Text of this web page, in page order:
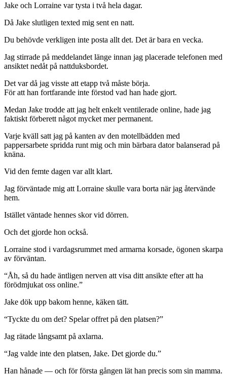
Jake och Lorraine var tysta i två hela dagar.
Då Jake slutligen texted mig sent en natt.
Du behövde verkligen inte posta allt det. Det är bara en vecka.
Jag stirrade på meddelandet länge innan jag placerade telefonen med
ansiktet nedåt på nattduksbordet.
Det var då jag visste att etapp två måste börja.
För att han fortfarande inte förstod vad han hade gjort.
Medan Jake trodde att jag helt enkelt ventilerade online, hade jag
faktiskt förberett något mycket mer permanent.
Varje kväll satt jag på kanten av den motellbädden med
pappersarbete spridda runt mig och min bärbara dator balanserad på
knäna.
Vid den femte dagen var allt klart.
Jag förväntade mig att Lorraine skulle vara borta när jag återvände
hem.
Istället väntade hennes skor vid dörren.
Och det gjorde hon också.
Lorraine stod i vardagsrummet med armarna korsade, ögonen skarpa
av förväntan.
“Åh, så du hade äntligen nerven att visa ditt ansikte efter att ha
förödmjukat oss online.”
Jake dök upp bakom henne, käken tätt.
“Tyckte du om det? Spelar offret på den platsen?”
Jag rätade långsamt på axlarna.
“Jag valde inte den platsen, Jake. Det gjorde du.”
Han hånade — och för första gången lät han precis som sin mamma.